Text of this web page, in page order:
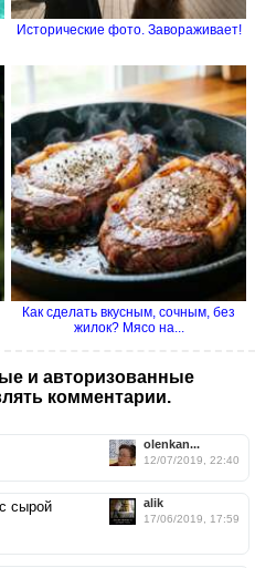
Исторические фото. Завораживает!
Как сделать вкусным, сочным, без
жилок? Мясо на...
и авторизованные
комментарии.
olenkan...
12/07/2019, 22:40
alik
17/06/2019, 17:59
сырой